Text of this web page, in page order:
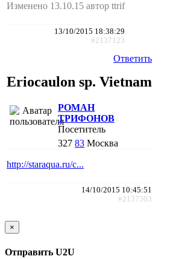
Изменено 13.10.15 автор ttrif
13/10/2015 18:38:29
#2137123
Ответить
Eriocaulon sp. Vietnam
РОМАН
ТРИФОНОВ
Посетитель
327 83 Москва
http://staraqua.ru/c...
14/10/2015 10:45:51
#2137303
×
Отправить U2U